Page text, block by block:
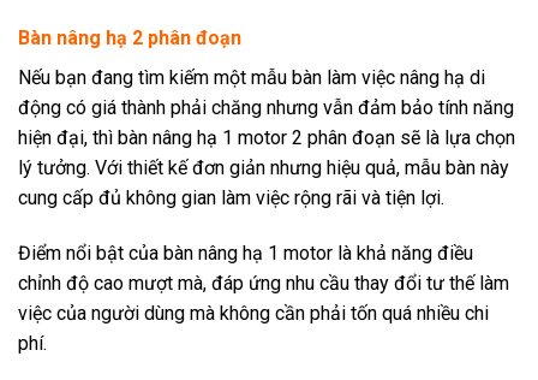
Bàn nâng hạ 2 phân đoạn
Nếu bạn đang tìm kiếm một mẫu bàn làm việc nâng hạ di
động có giá thành phải chăng nhưng vẫn đảm bảo tính năng
hiện đại, thì bàn nâng hạ 1 motor 2 phân đoạn sẽ là lựa chọn
lý tưởng. Với thiết kế đơn giản nhưng hiệu quả, mẫu bàn này
cung cấp đủ không gian làm việc rộng rãi và tiện lợi.
Điểm nổi bật của bàn nâng hạ 1 motor là khả năng điều
chỉnh độ cao mượt mà, đáp ứng nhu cầu thay đổi tư thế làm
việc của người dùng mà không cần phải tốn quá nhiều chi
phí.